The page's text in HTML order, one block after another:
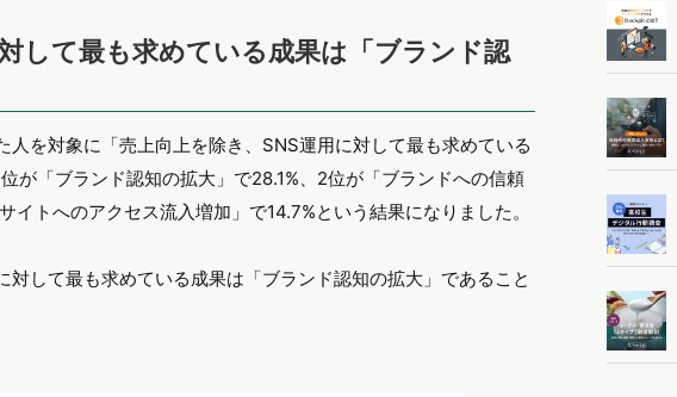
して最も求めている成果は「ブランド認
を対象に「売上向上を除き、SNS運用に対して最も求めている
が「ブランド認知の拡大」で28.1%、2位が「ブランドへの信頼
トへのアクセス流入増加」で14.7%という結果になりました。
して最も求めている成果は「ブランド認知の拡大」であること